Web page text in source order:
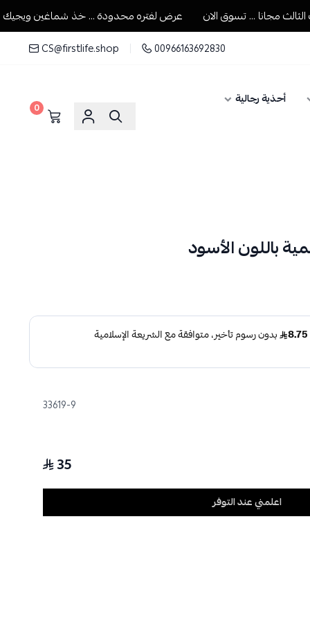
مجانا ... تسوق الان عرض لفتره محدودة ... خذ شماغين ويجيك
00966163692830
CS@firstlife.shop
أحذية رجالية
0
باللون الأسود
33619-9
35
اعلمني عند التوفر